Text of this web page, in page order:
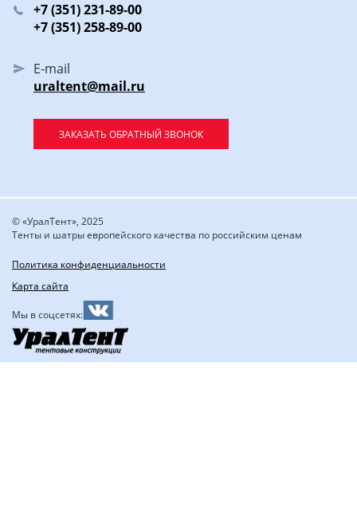
+7 (351) 231-89-00
+7 (351) 258-89-00
E-mail
uraltent@mail.ru
ЗАКАЗАТЬ ОБРАТНЫЙ ЗВОНОК
© «УралТент», 2025
Тенты и шатры европейского качества по российским ценам
Политика конфиденциальности
Карта сайта
Мы в соцсетях: